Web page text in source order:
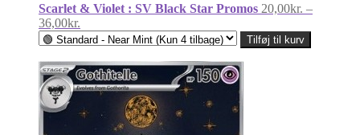
Scarlet & Violet : SV Black Star Promos 20,00kr. –
36,00kr.
20,00kr.
36,00kr.
Tilføj til kurv